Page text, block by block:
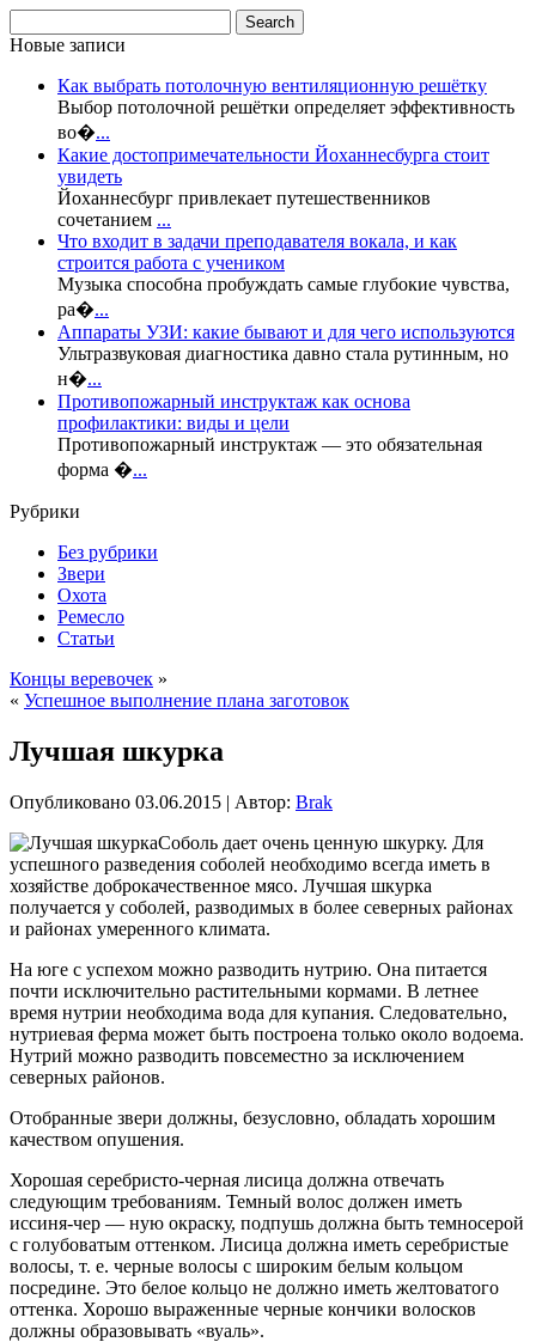
Новые записи
Как выбрать потолочную вентиляционную решётку
Выбор потолочной решётки определяет эффективность
во�...
Какие достопримечательности Йоханнесбурга стоит
увидеть
Йоханнесбург привлекает путешественников
сочетанием ...
Что входит в задачи преподавателя вокала, и как
строится работа с учеником
Музыка способна пробуждать самые глубокие чувства,
ра�...
Аппараты УЗИ: какие бывают и для чего используются
Ультразвуковая диагностика давно стала рутинным, но
н�...
Противопожарный инструктаж как основа
профилактики: виды и цели
Противопожарный инструктаж — это обязательная
форма �...
Рубрики
Без рубрики
Звери
Охота
Ремесло
Статьи
Концы веревочек »
« Успешное выполнение плана заготовок
Лучшая шкурка
Опубликовано 03.06.2015 | Автор: Brak
Соболь дает очень ценную шкурку. Для
успешного разведения соболей необходимо всегда иметь в
хозяйстве доброкачественное мясо. Лучшая шкурка
получается у соболей, разводимых в более северных районах
и районах умеренного климата.
На юге с успехом можно разводить нутрию. Она питается
почти исключительно растительными кормами. В летнее
время нутрии необходима вода для купания. Следовательно,
нутриевая ферма может быть построена только около водоема.
Нутрий можно разводить повсеместно за исключением
северных районов.
Отобранные звери должны, безусловно, обладать хорошим
качеством опушения.
Хорошая серебристо-черная лисица должна отвечать
следующим требованиям. Темный волос должен иметь
иссиня-чер — ную окраску, подпушь должна быть темносерой
с голубоватым оттенком. Лисица должна иметь серебристые
волосы, т. е. черные волосы с широким белым кольцом
посредине. Это белое кольцо не должно иметь желтоватого
оттенка. Хорошо выраженные черные кончики волосков
должны образовывать «вуаль».